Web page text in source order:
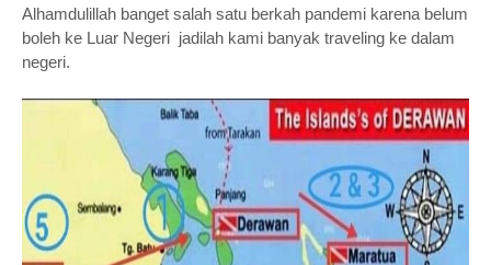
Alhamdulillah banget salah satu berkah pandemi karena belum
boleh ke Luar Negeri jadilah kami banyak traveling ke dalam
negeri.